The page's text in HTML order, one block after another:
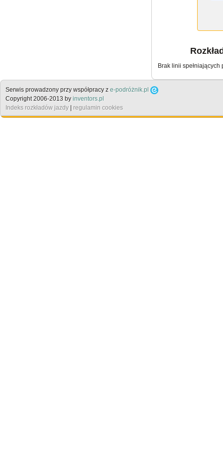
Brak linii spełniających
Serwis prowadzony przy współpracy z e-podróżnik.pl
Copyright 2006-2013 by inventors.pl
Indeks rozkładów jazdy
regulamin cookies